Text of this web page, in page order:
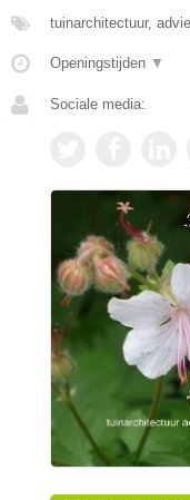
tuinarchitectuur,
Openingstijden ▼
Sociale media: